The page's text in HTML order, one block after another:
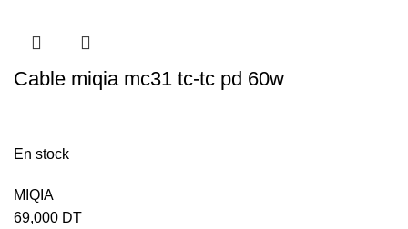
Cable miqia mc31 tc-tc pd 60w
En stock
MIQIA
69,000 DT